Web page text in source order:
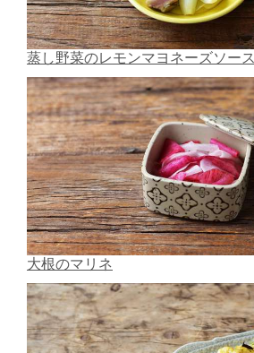
蒸し野菜のレモンマヨネーズソース
大根のマリネ